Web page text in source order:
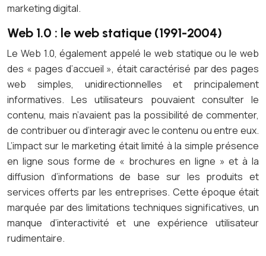
marketing digital.
Web 1.0 : le web statique (1991-2004)
Le Web 1.0, également appelé le web statique ou le web
des « pages d’accueil », était caractérisé par des pages
web simples, unidirectionnelles et principalement
informatives. Les utilisateurs pouvaient consulter le
contenu, mais n’avaient pas la possibilité de commenter,
de contribuer ou d’interagir avec le contenu ou entre eux.
L’impact sur le marketing était limité à la simple présence
en ligne sous forme de « brochures en ligne » et à la
diffusion d’informations de base sur les produits et
services offerts par les entreprises. Cette époque était
marquée par des limitations techniques significatives, un
manque d’interactivité et une expérience utilisateur
rudimentaire.